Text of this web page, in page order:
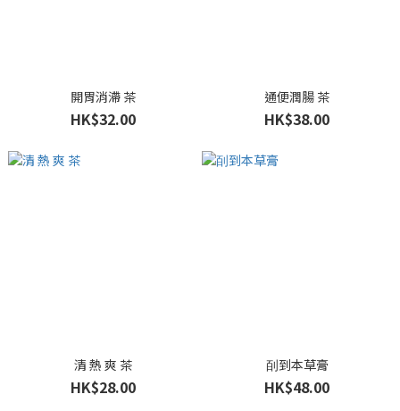
開胃消滯 茶
HK$32.00
通便潤腸 茶
HK$38.00
清 熱 爽 茶
HK$28.00
㓦到本草膏
HK$48.00